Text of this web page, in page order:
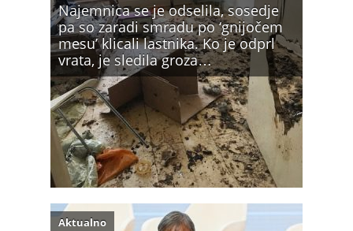
Najemnica se je odselila, sosedje
pa so zaradi smradu po ‘gnijočem
mesu’ klicali lastnika. Ko je odprl
vrata, je sledila groza…
Aktualno